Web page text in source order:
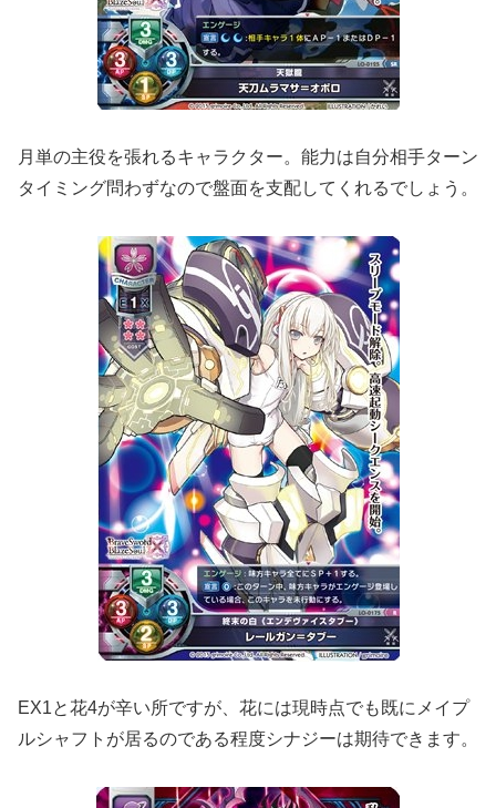
月単の主役を張れるキャラクター。能力は自分相手ターン
タイミング問わずなので盤面を支配してくれるでしょう。
EX1と花4が辛い所ですが、花には現時点でも既にメイプ
ルシャフトが居るのである程度シナジーは期待できます。